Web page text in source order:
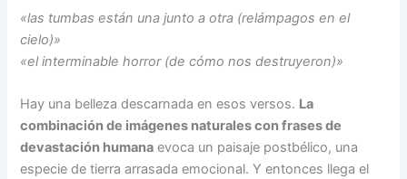
«las tumbas están una junto a otra (relámpagos en el
cielo)»
«el interminable horror (de cómo nos destruyeron)»
Hay una belleza descarnada en esos versos. La
combinación de imágenes naturales con frases de
devastación humana evoca un paisaje postbélico, una
especie de tierra arrasada emocional. Y entonces llega el